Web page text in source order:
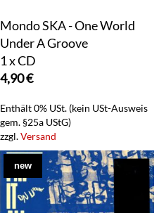
Mondo SKA - One World
Under A Groove
1 x CD
4,90€
Enthält 0% USt. (kein USt-Ausweis
gem. §25a UStG)
zzgl.Versand
new